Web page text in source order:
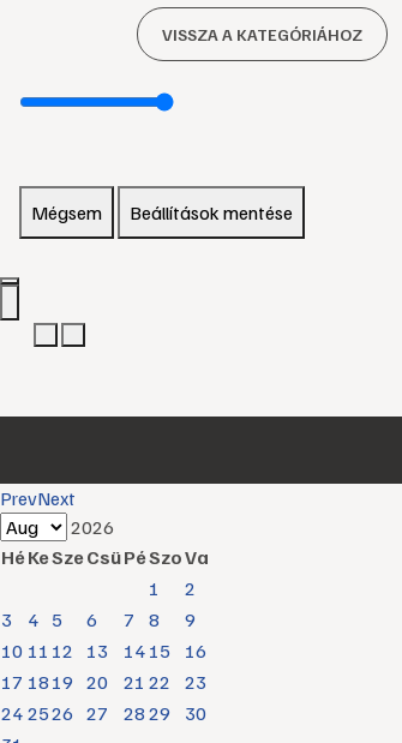
VISSZA A KATEGÓRIÁHOZ
Mégsem Beállítások mentése
PrevNext
2026
HéKeSzeCsüPéSzoVa
1
2
3
4 5 6 7 8
9
10 11 12 13 14 15
16
17 18 19 20 21 22
23
24 2526 27 28 29
30